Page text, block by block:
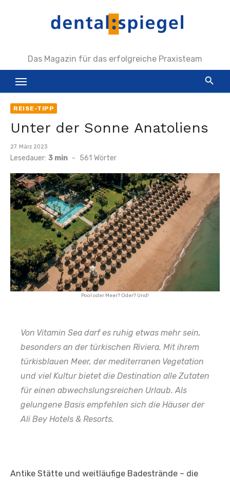
Das Magazin für das erfolgreiche Praxisteam
REISE-TIPP
Unter der Sonne Anatoliens
Veröffentlicht
am
27. März 2023
Lesedauer: 3 min - 561 Wörter
Pool oder Meer? Oder? Und!
Von Vitamin Sea darf es ruhig etwas mehr sein,
besonders an der türkischen Riviera. Mit ihrem
türkisblauen Meer, der mediterranen Vegetation
und viel Kultur bietet die Destination alle Zutaten
für einen abwechslungsreichen Urlaub. Als
gelungene Basis empfehlen sich die Häuser der
Ali Bey Hotels & Resorts.
Antike Stätte und weitläufige Badestrände – die